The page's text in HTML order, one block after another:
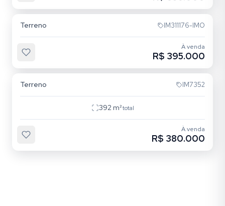
Terreno IM311176-IMO
À venda
R$ 395.000
Terreno IM7352
392m²total
À venda
R$ 380.000